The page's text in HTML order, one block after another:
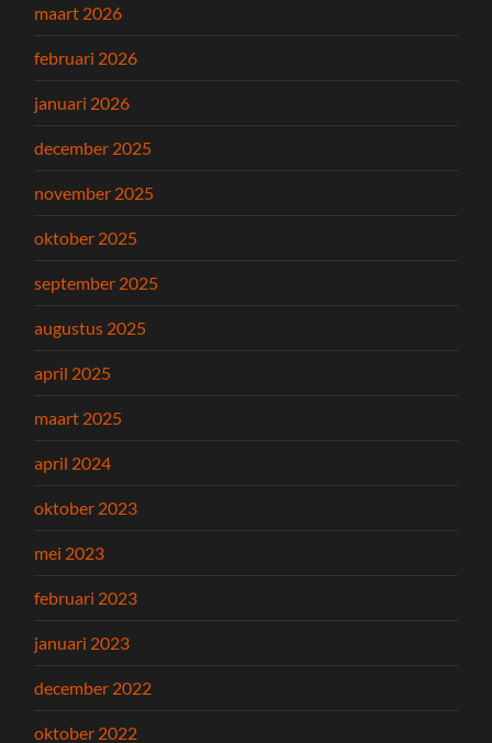
maart 2026
februari 2026
januari 2026
december 2025
november 2025
oktober 2025
september 2025
augustus 2025
april 2025
maart 2025
april 2024
oktober 2023
mei 2023
februari 2023
januari 2023
december 2022
oktober 2022